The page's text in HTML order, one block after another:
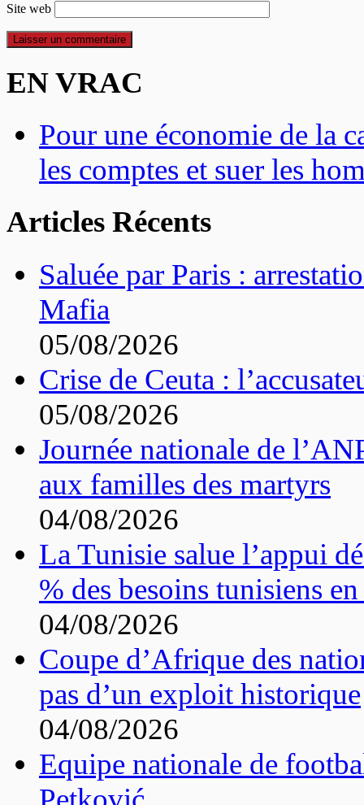
Site web
EN VRAC
Pour une économie de la
les comptes et suer les
Articles Récents
Saluée par Paris :
Mafia
05/08/2026
Crise de Ceuta :
05/08/2026
Journée nationale de
aux familles des martyrs
04/08/2026
La Tunisie salue l’appui
% des besoins tunisiens
04/08/2026
Coupe d’Afrique des
pas d’un exploit historique
04/08/2026
Equipe nationale de